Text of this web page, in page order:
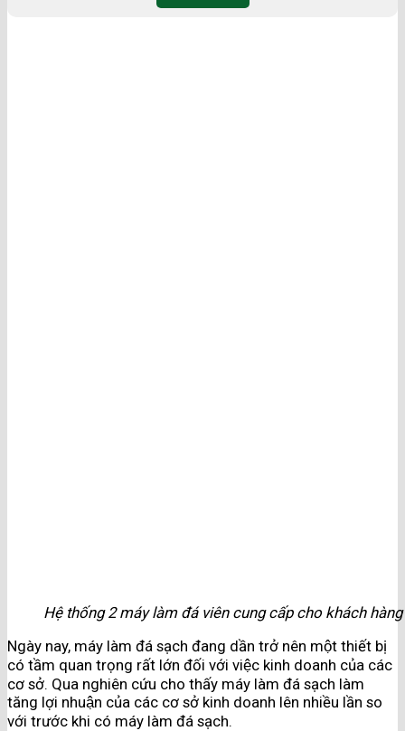
Hệ thống 2 máy làm đá viên cung cấp cho khách hàng
Ngày nay, máy làm đá sạch đang dần trở nên một thiết bị
có tầm quan trọng rất lớn đối với việc kinh doanh của các
cơ sở. Qua nghiên cứu cho thấy máy làm đá sạch làm
tăng lợi nhuận của các cơ sở kinh doanh lên nhiều lần so
với trước khi có máy làm đá sạch.